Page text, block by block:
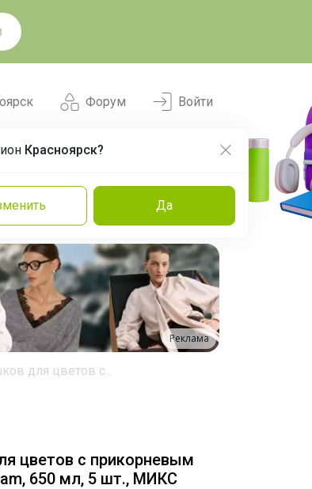
Форум
Красноярск?
Да
Войти
Эксперты
Реклама
для цветов с...
цветов с прикорневым
650 мл, 5 шт., МИКС